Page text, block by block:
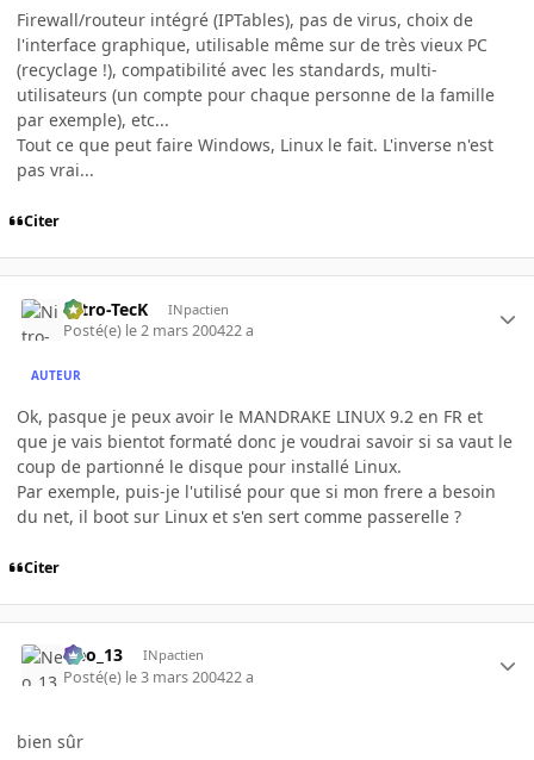
Firewall/routeur intégré (IPTables), pas de virus, choix de
l'interface graphique, utilisable même sur de très vieux PC
(recyclage !), compatibilité avec les standards, multi-
utilisateurs (un compte pour chaque personne de la famille
par exemple), etc...
Tout ce que peut faire Windows, Linux le fait. L'inverse n'est
pas vrai...
Citer
Nitro-TecK INpactien
Posté(e) le 2 mars 200422 a
AUTEUR
Ok, pasque je peux avoir le MANDRAKE LINUX 9.2 en FR et
que je vais bientot formaté donc je voudrai savoir si sa vaut le
coup de partionné le disque pour installé Linux.
Par exemple, puis-je l'utilisé pour que si mon frere a besoin
du net, il boot sur Linux et s'en sert comme passerelle ?
Citer
Neo_13 INpactien
Posté(e) le 3 mars 200422 a
bien sûr